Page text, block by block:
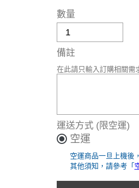
數量
備註
在此請只輸入訂購相關需
運送方式 (限空運)
空運
空運商品一旦上機後
其他須知，請參考「